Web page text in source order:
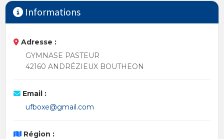
Informations
Adresse :
GYMNASE PASTEUR
42160 ANDRÉZIEUX BOUTHEON
Email :
ufboxe@gmail.com
Région :